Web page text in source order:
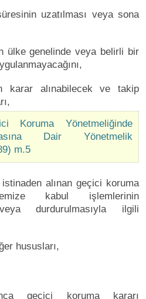
uzatılması veya sona
ülke genelinde veya belirli bir
karar alınabilecek ve takip
Koruma Yönetmeliğinde
Dair Yönetmelik
m.5
alınan geçici koruma
kabul işlemlerinin
veya durdurulmasıyla ilgili
hususları,
geçici koruma kararı